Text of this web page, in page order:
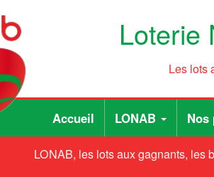
Loterie
Les lots
Accueil LONAB Nos
LONAB, les lots aux gagnants, les